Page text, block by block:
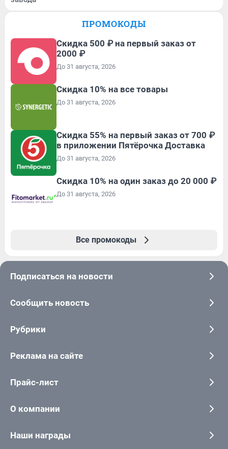
ПРОМОКОДЫ
Скидка 500 ₽ на первый заказ от
2000 ₽
До 31 августа, 2026
Скидка 10% на все товары
До 31 августа, 2026
Скидка 55% на первый заказ от 700 ₽
в приложении Пятёрочка Доставка
До 31 августа, 2026
Скидка 10% на один заказ до 20 000 ₽
До 31 августа, 2026
Все промокоды
Подписаться на новости
Сообщить новость
Рубрики
Реклама на сайте
Прайс-лист
О компании
Наши награды